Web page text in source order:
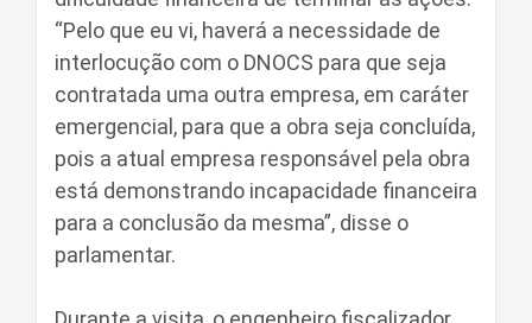
“Pelo que eu vi, haverá a necessidade de
interlocução com o DNOCS para que seja
contratada uma outra empresa, em caráter
emergencial, para que a obra seja concluída,
pois a atual empresa responsável pela obra
está demonstrando incapacidade financeira
para a conclusão da mesma”, disse o
parlamentar.